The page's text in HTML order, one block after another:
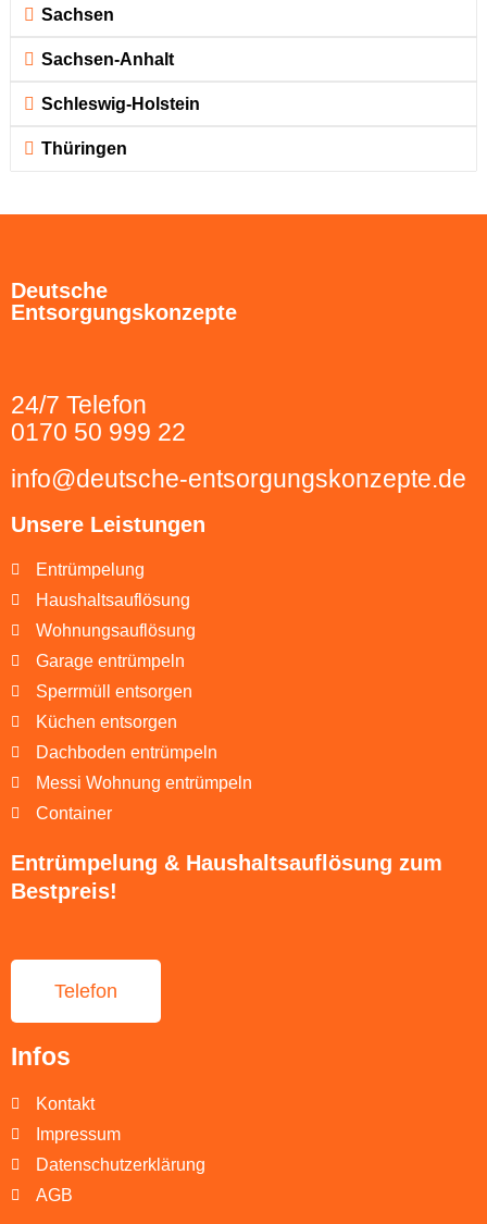
Sachsen
Sachsen-Anhalt
Schleswig-Holstein
Thüringen
Deutsche
Entsorgungskonzepte
24/7 Telefon
0170 50 999 22
info@deutsche-entsorgungskonzepte.de
Unsere Leistungen
Entrümpelung
Haushaltsauflösung
Wohnungsauflösung
Garage entrümpeln
Sperrmüll entsorgen
Küchen entsorgen
Dachboden entrümpeln
Messi Wohnung entrümpeln
Container
Entrümpelung & Haushaltsauflösung zum
Bestpreis!
Telefon
Infos
Kontakt
Impressum
Datenschutzerklärung
AGB